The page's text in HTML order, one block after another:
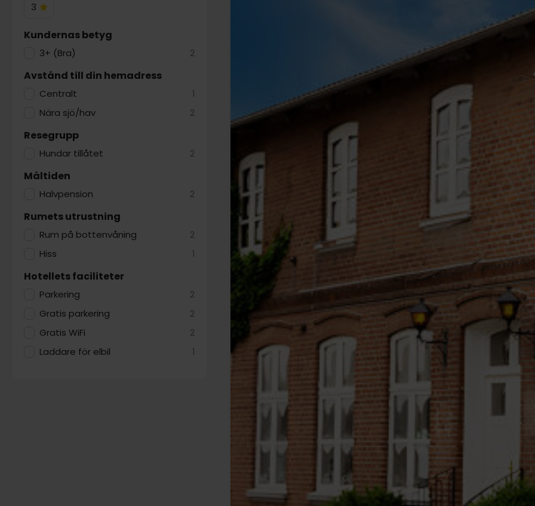
3
3
Kundernas betyg
3+ (Bra) 2
Avstånd till din hemadress
Centralt 1
Nära sjö/hav 2
Resegrupp
Hundar tillåtet 2
Måltiden
Halvpension 2
Rumets utrustning
Rum på bottenvåning 2
Hiss 1
Hotellets faciliteter
Parkering 2
Gratis parkering 2
Gratis WiFi 2
Laddare för elbil 1